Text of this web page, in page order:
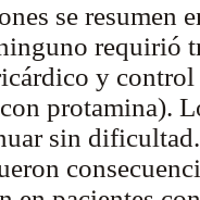
se resumen
requirió
y
protamina).
sin